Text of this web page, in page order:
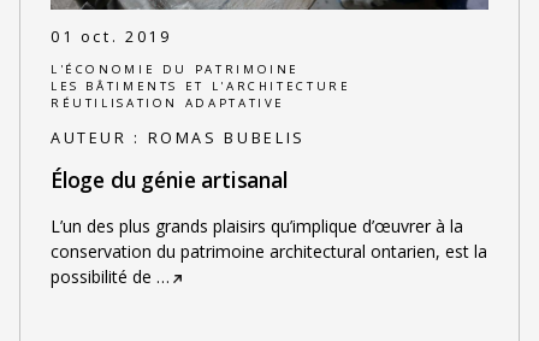
01 oct. 2019
L'ÉCONOMIE DU PATRIMOINE
LES BÂTIMENTS ET L'ARCHITECTURE
RÉUTILISATION ADAPTATIVE
AUTEUR : ROMAS BUBELIS
Éloge du génie artisanal
L’un des plus grands plaisirs qu’implique d’œuvrer à la
conservation du patrimoine architectural ontarien, est la
possibilité de …